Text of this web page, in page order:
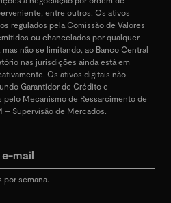
entre outros. Os ativos
regulados pela Comissão de Valores
ou chancelados por qualquer
não se limitando, ao Banco Central
nas jurisdições ainda está em
Os ativos digitais não
Garantidor de Crédito e
Mecanismo de Ressarcimento de
– Supervisão de Mercados.
mail
por semana.